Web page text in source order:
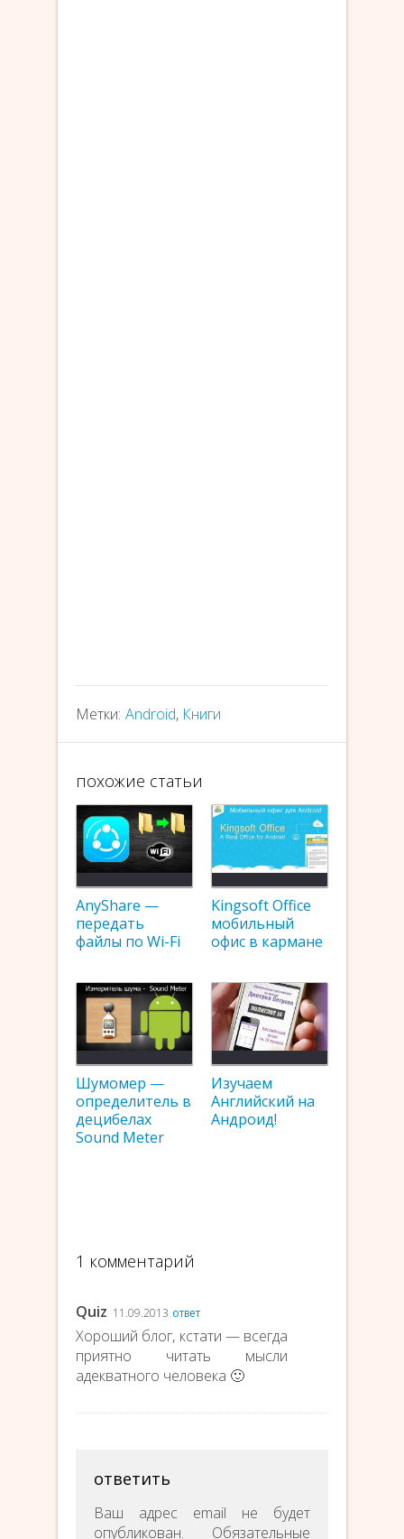
Метки: Android, Книги
похожие статьи
AnyShare —
передать
файлы по Wi-Fi
Kingsoft Office
мобильный
офис в кармане
Шумомер —
определитель в
децибелах
Sound Meter
Изучаем
Английский на
Андроид!
1 комментарий
Quiz 11.09.2013 ответ
Хороший блог, кстати — всегда
приятно читать мысли
адекватного человека 🙂
ответить
Ваш адрес email не будет
опубликован.
Обязательные